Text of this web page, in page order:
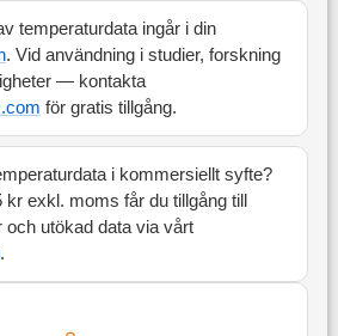
temperaturdata ingår i din
. Vid användning i studier, forskning
— kontakta
för gratis tillgång.
i kommersiellt syfte?
kr exkl. moms får du tillgång till
och utökad data via vårt
.